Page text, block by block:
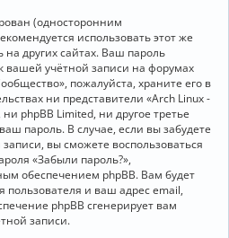
(односторонним
использовать этот же
на других сайтах. Ваш пароль
вашей учётной записи на форумах
пожалуйста, храните его в
ни представители «Arch Linux -
phpBB Limited, ни другое третье
пароль. В случае, если вы забудете
вы сможете воспользоваться
«Забыли пароль?»,
обеспечением phpBB. Вам будет
и ваш адрес email,
phpBB сгенерирует вам
записи.